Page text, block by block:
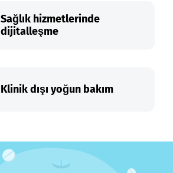
Sağlık hizmetlerinde
dijitalleşme
Klinik dışı yoğun bakım